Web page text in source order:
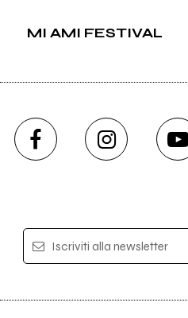
MI AMI FESTIVAL
Iscriviti alla newsletter